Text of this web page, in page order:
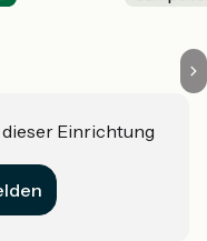
dieser Einrichtung